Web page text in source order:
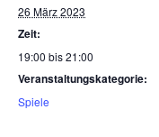
26 März 2023
Zeit:
19:00 bis 21:00
Veranstaltungskategorie:
Spiele